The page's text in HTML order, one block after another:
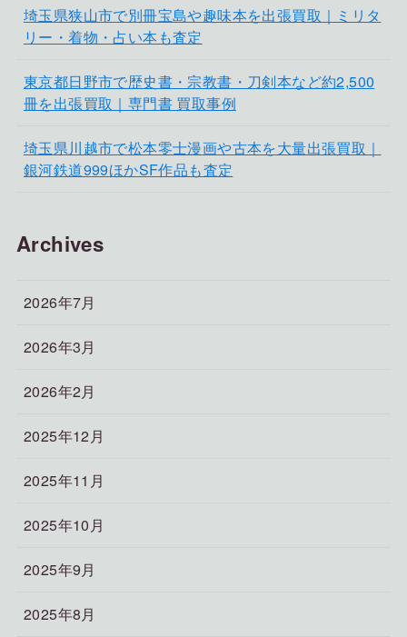
埼玉県狭山市で別冊宝島や趣味本を出張買取｜ミリタ
リー・着物・占い本も査定
東京都日野市で歴史書・宗教書・刀剣本など約2,500
冊を出張買取｜専門書 買取事例
埼玉県川越市で松本零士漫画や古本を大量出張買取｜
銀河鉄道999ほかSF作品も査定
Archives
2026年7月
2026年3月
2026年2月
2025年12月
2025年11月
2025年10月
2025年9月
2025年8月